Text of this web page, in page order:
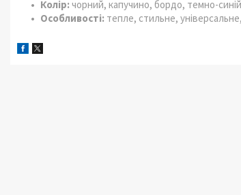
Колір: чорний, капучино, бордо, темно-синій
Особливості: тепле, стильне,